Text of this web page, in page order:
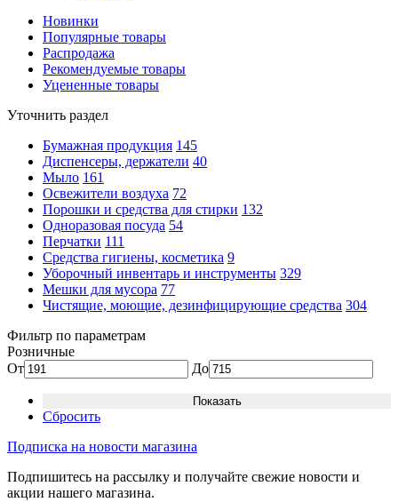
Новинки
Популярные товары
Распродажа
Рекомендуемые товары
Уцененные товары
Уточнить раздел
Бумажная продукция 145
Диспенсеры, держатели 40
Мыло 161
Освежители воздуха 72
Порошки и средства для стирки 132
Одноразовая посуда 54
Перчатки 111
Средства гигиены, косметика 9
Уборочный инвентарь и инструменты 329
Мешки для мусора 77
Чистящие, моющие, дезинфицирующие средства 304
Фильтр по параметрам
Розничные
От
До
Сбросить
Подписка на новости магазина
Подпишитесь на рассылку и получайте свежие новости и
акции нашего магазина.